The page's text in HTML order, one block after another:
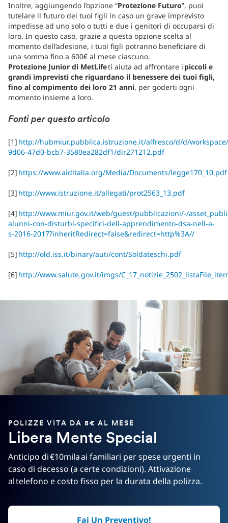
Inoltre, aggiungendo l’opzione “Protezione Futuro”, puoi
tutelare il futuro dei tuoi figli in caso un grave imprevisto
impedisse ad uno solo o tutti e due i genitori di occuparsi di
loro. In questo caso, grazie a questa opzione scelta al
momento dell’adesione, i tuoi figli potranno beneficiare di
una somma fino a 600€ al mese ciascuno.
Protezione Junior di MetLifeti aiuta ad affrontare i piccoli e
grandi imprevisti che riguardano il benessere dei tuoi figli,
fino al compimento dei loro 21 anni, per goderti ogni
momento insieme a loro.
Fonti per questo articolo
[1] http://hubmiur.pubblica.istruzione.it/alfresco/d/d/workspace/
9d06-47d0-bcb7-3580ea282df1/dir271212.pdf
[2] https://www.aiditalia.org/Media/Documents/
[3] http://www.istruzione.it/allegati/prot2563_13.pdf
[4] http://www.miur.gov.it/web/guest/pubblicazioni/-/
alunni-con-disturbi-specifici-dell-apprendimento-dsa-nell-a-
s-2016-2017?inheritRedirect=false&redirect=http%3A//
[5] http://old.iss.it/binary/auti/cont/Soldateschi.pdf
[6] http://www.salute.gov.it/imgs/
POLIZZE VITA DA 8€ AL MESE
Libera Mente Special
Anticipo di €10mila ai familiari per spese urgenti in
caso di decesso (a certe condizioni). Attivazione
al telefono e costo fisso per la durata della polizza.
Fai Un Preventivo!